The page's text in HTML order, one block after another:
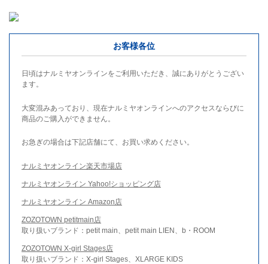
お客様各位
日頃はナルミヤオンラインをご利用いただき、誠にありがとうござい
ます。
大変混みあっており、現在ナルミヤオンラインへのアクセスならびに
商品のご購入ができません。
お急ぎの場合は下記店舗にて、お買い求めください。
ナルミヤオンライン楽天市場店
ナルミヤオンライン Yahoo!ショッピング店
ナルミヤオンライン Amazon店
ZOZOTOWN petitmain店
取り扱いブランド：petit main、petit main LIEN、b・ROOM
ZOZOTOWN X-girl Stages店
取り扱いブランド：X-girl Stages、XLARGE KIDS